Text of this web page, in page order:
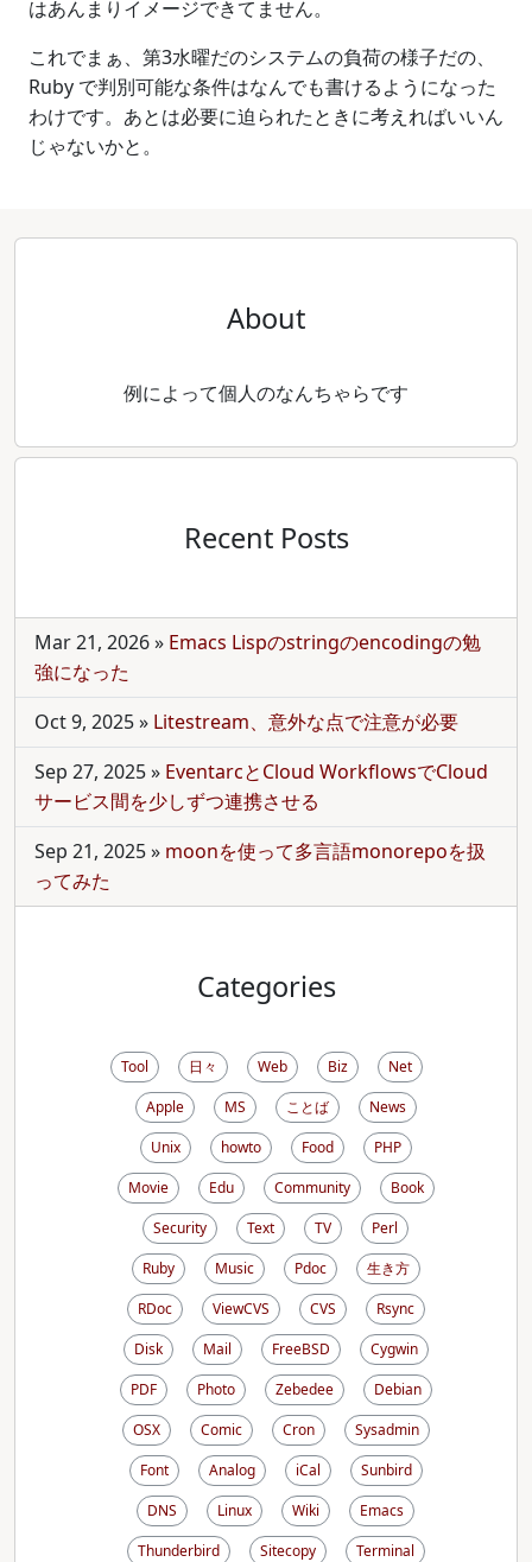
はあんまりイメージできてません。
これでまぁ、第3水曜だのシステムの負荷の様子だの、
Ruby で判別可能な条件はなんでも書けるようになった
わけです。あとは必要に迫られたときに考えればいいん
じゃないかと。
About
例によって個人のなんちゃらです
Recent Posts
Mar 21, 2026» Emacs Lispのstringのencodingの勉
強になった
Oct 9, 2025» Litestream、意外な点で注意が必要
Sep 27, 2025» EventarcとCloud WorkflowsでCloud
サービス間を少しずつ連携させる
Sep 21, 2025» moonを使って多言語monorepoを扱
ってみた
Categories
Tool 日々 Web Biz
Net
Apple
MS ことば
News
Unix
howto Food
PHP
Movie
Edu Community
Book
Security
Text TV
Perl
Ruby
Music Pdoc
生き方
RDoc
ViewCVS CVS
Rsync
Disk
Mail FreeBSD
Cygwin
PDF
Photo Zebedee
Debian
OSX
Comic Cron
Sysadmin
Font
Analog iCal
Sunbird
DNS
Linux Wiki
Emacs
Thunderbird
Sitecopy
Terminal